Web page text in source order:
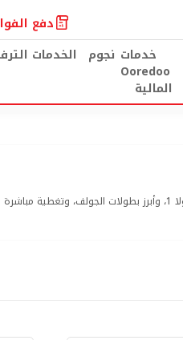
دفع
خدمات
Ooredoo
المالية
نجوم الخدمات
استمتع بتجربة مشاهدة كبرى دوريات كرة القدم، وسباقات الفورمولا 1، وأبرز بطولات